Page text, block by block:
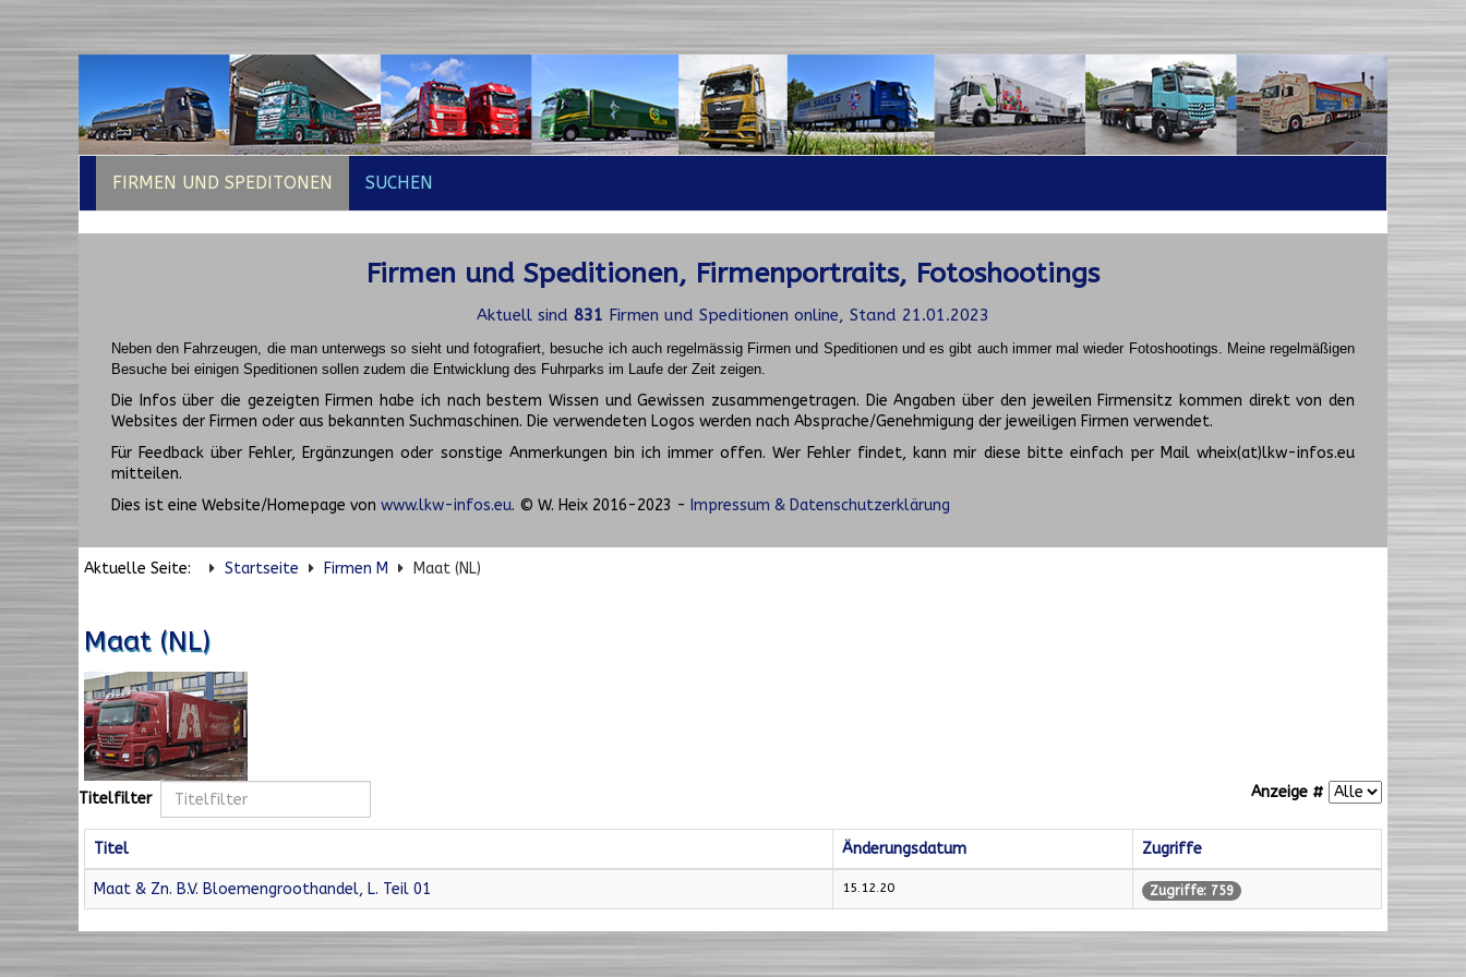
FIRMEN UND SPEDITONEN SUCHEN
Firmen und Speditionen, Firmenportraits, Fotoshootings
Aktuell sind 831 Firmen und Speditionen online, Stand 21.01.2023
Neben den Fahrzeugen, die man unterwegs so sieht und fotografiert, besuche ich auch regelmässig Firmen und Speditionen und es gibt auch immer mal wieder Fotoshootings. Meine regelmäßigen
Besuche bei einigen Speditionen sollen zudem die Entwicklung des Fuhrparks im Laufe der Zeit zeigen.
Die Infos über die gezeigten Firmen habe ich nach bestem Wissen und Gewissen zusammengetragen. Die Angaben über den jeweilen Firmensitz kommen direkt von den
Websites der Firmen oder aus bekannten Suchmaschinen. Die verwendeten Logos werden nach Absprache/Genehmigung der jeweiligen Firmen verwendet.
Für Feedback über Fehler, Ergänzungen oder sonstige Anmerkungen bin ich immer offen. Wer Fehler findet, kann mir diese bitte einfach per Mail wheix(at)lkw-infos.eu
mitteilen.
Dies ist eine Website/Homepage von www.lkw-infos.eu. © W. Heix 2016-2023 - Impressum & Datenschutzerklärung
Aktuelle Seite: Startseite Firmen M Maat (NL)
Maat (NL)
Titelfilter Anzeige #
Titel Änderungsdatum Zugriffe
Maat & Zn. B.V. Bloemengroothandel, L. Teil 01 15.12.20 Zugriffe: 759